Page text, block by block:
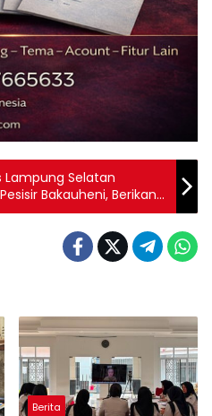
Lampung Selatan
Bakauheni, Berikan
Berita